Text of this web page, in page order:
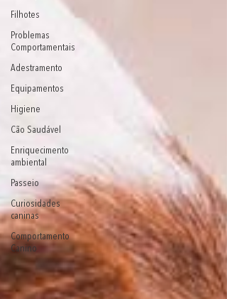
Filhotes
Problemas
Comportamentais
Adestramento
Equipamentos
Higiene
Cão Saudável
Enriquecimento
ambiental
Passeio
Curiosidades
caninas
Comportamento
Canino